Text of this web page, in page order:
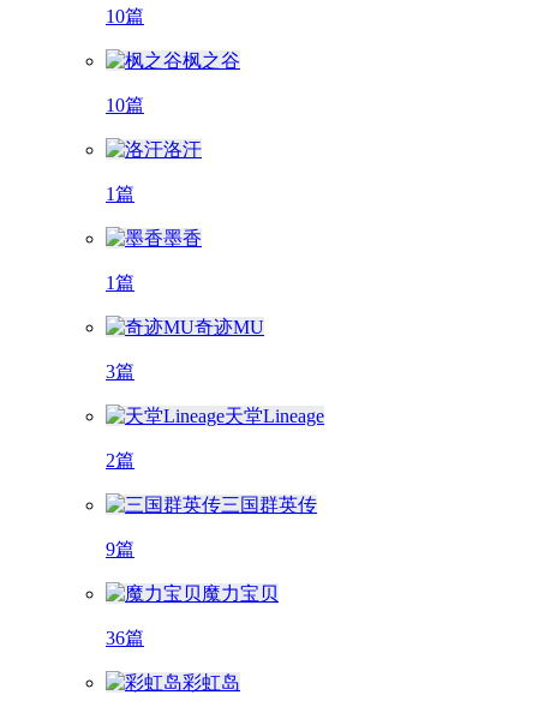
10篇
枫之谷
10篇
洛汗
1篇
墨香
1篇
奇迹MU
3篇
天堂Lineage
2篇
三国群英传
9篇
魔力宝贝
36篇
彩虹岛